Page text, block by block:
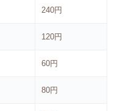
240円
120円
60円
80円